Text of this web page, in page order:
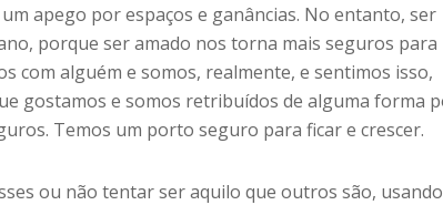
apego por espaços e ganâncias. No entanto, ser
porque ser amado nos torna mais seguros para
com alguém e somos, realmente, e sentimos isso,
gostamos e somos retribuídos de alguma forma
Temos um porto seguro para ficar e crescer.
ou não tentar ser aquilo que outros são,